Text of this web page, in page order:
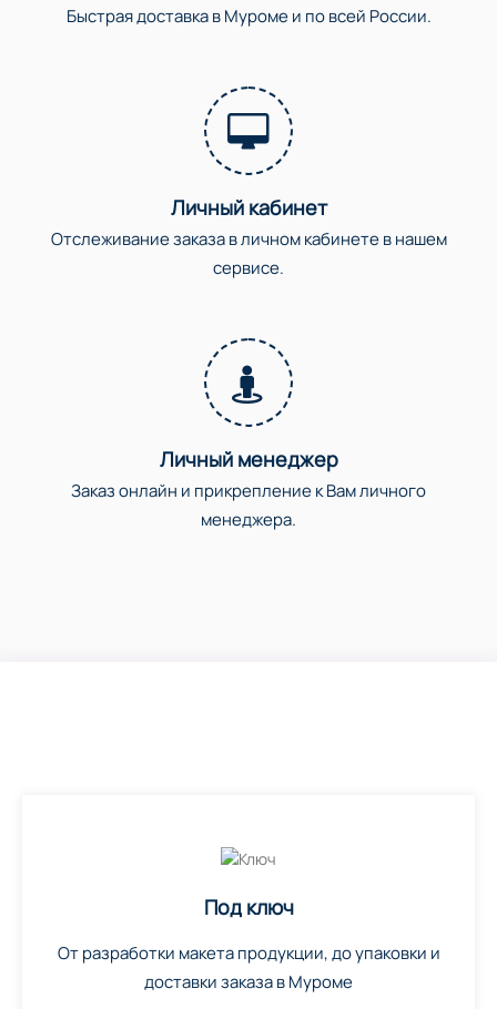
Быстрая доставка в Муроме и по всей России.
Личный кабинет
Отслеживание заказа в личном кабинете в нашем
сервисе.
Личный менеджер
Заказ онлайн и прикрепление к Вам личного
менеджера.
Под ключ
От разработки макета продукции, до упаковки и
доставки заказа в Муроме